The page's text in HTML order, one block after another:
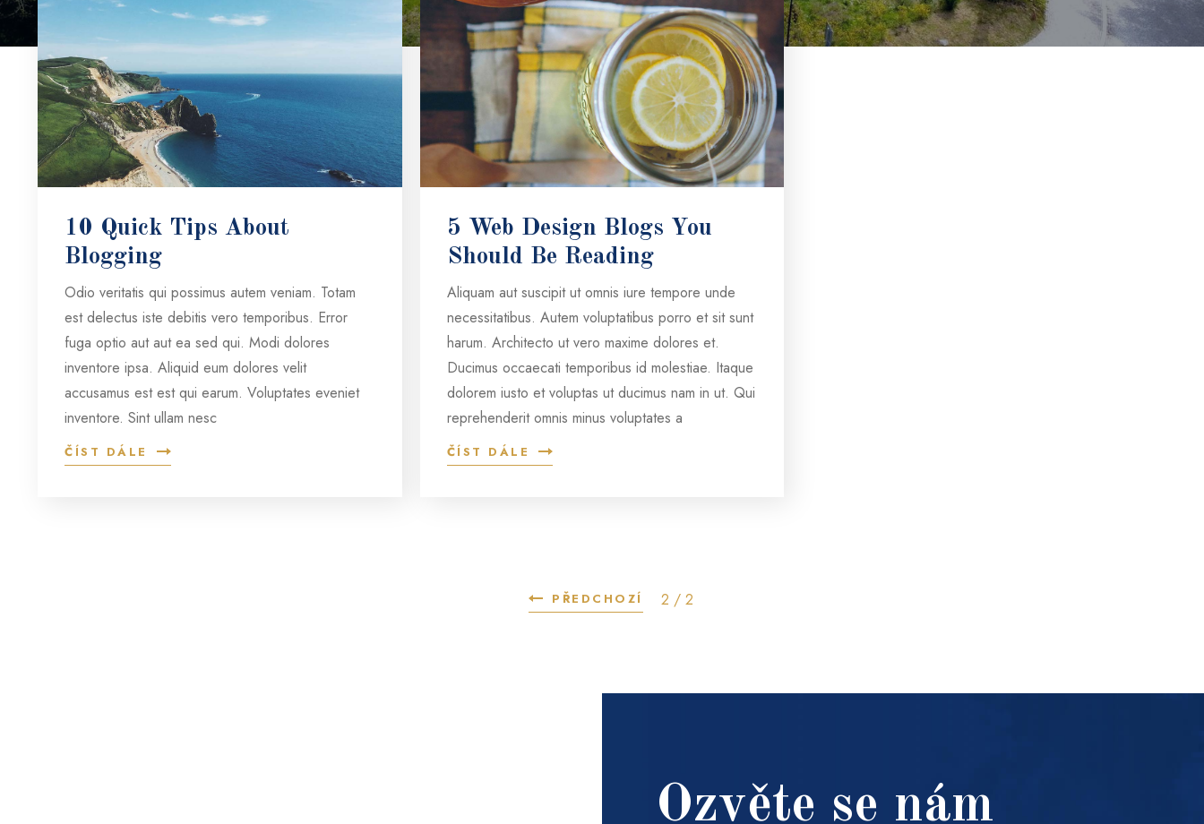
10 Quick Tips About
Blogging
Odio veritatis qui possimus autem veniam. Totam
est delectus iste debitis vero temporibus. Error
fuga optio aut aut ea sed qui. Modi dolores
inventore ipsa. Aliquid eum dolores velit
accusamus est est qui earum. Voluptates eveniet
inventore. Sint ullam nesc
ČÍST DÁLE
5 Web Design Blogs You
Should Be Reading
Aliquam aut suscipit ut omnis iure tempore unde
necessitatibus. Autem voluptatibus porro et sit sunt
harum. Architecto ut vero maxime dolores et.
Ducimus occaecati temporibus id molestiae. Itaque
dolorem iusto et voluptas ut ducimus nam in ut. Qui
reprehenderit omnis minus voluptates a
ČÍST DÁLE
PŘEDCHOZÍ 2 / 2
Ozvěte se nám